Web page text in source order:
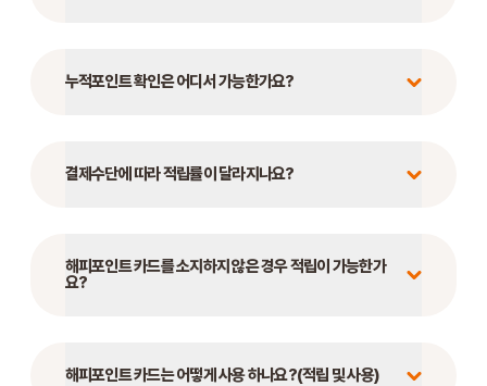
누적포인트 확인은 어디서 가능한가요?
결제수단에 따라 적립률이 달라지나요?
해피포인트 카드를 소지하지 않은 경우 적립이 가능한가
요?
해피포인트 카드는 어떻게 사용 하나요?(적립 및 사용)